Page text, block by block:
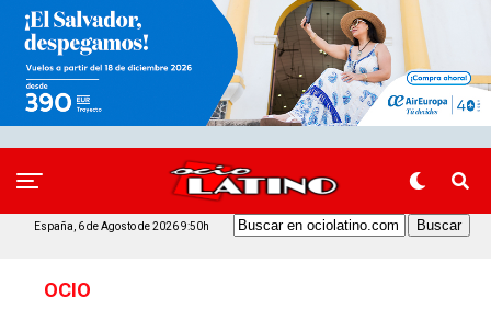
España, 6 de Agosto de 2026 9:50h
OCIO